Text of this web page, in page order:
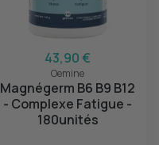
43,90 €
Oemine
Magnégerm B6 B9 B12
- Complexe Fatigue -
180unités